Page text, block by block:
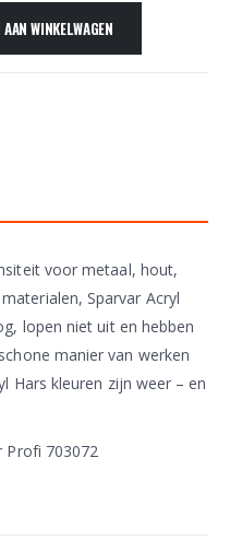
WINKELWAGEN
voor metaal, hout,
Sparvar Acryl
lopen niet uit en hebben
manier van werken
Hars kleuren zijn weer – en
Profi 703072